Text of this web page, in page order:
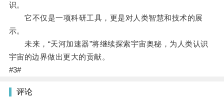
识。
它不仅是一项科研工具，更是对人类智慧和技术的展
示。
未来，“天河加速器”将继续探索宇宙奥秘，为人类认识
宇宙的边界做出更大的贡献。
#3#
评论